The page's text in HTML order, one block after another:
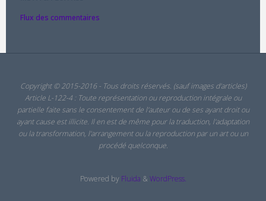
Flux des commentaires
Copyright © 2015-2016 - Tous droits réservés. (sauf images d'articles)
Article L-122-4 : Toute représentation ou reproduction intégrale ou
partielle faite sans le consentement de l'auteur ou de ses ayant droit ou
ayant cause est illicite. Il en est de même pour la traduction, l'adaptation
ou la transformation, l'arrangement ou la reproduction par un art ou un
procédé quelconque.
Powered byFluida & WordPress.